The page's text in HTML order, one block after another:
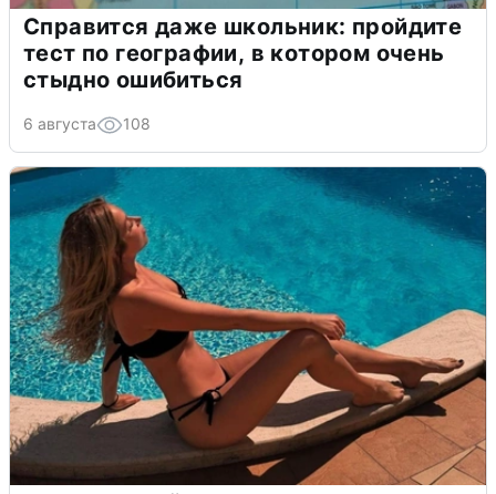
Справится даже школьник: пройдите
тест по географии, в котором очень
стыдно ошибиться
6 августа 108